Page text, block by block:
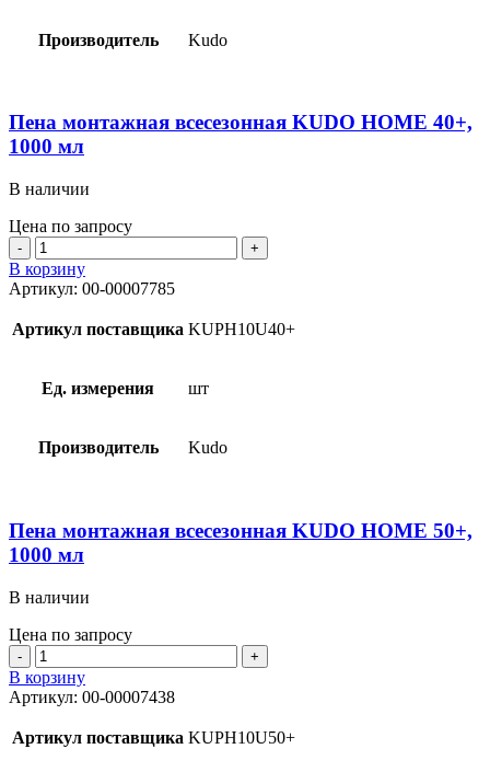
Производитель
Kudo
Пена монтажная всесезонная KUDO HOME 40+,
1000 мл
В наличии
Цена по запросу
Количество
товара
Пена
монтажная
всесезонная
KUDO
40+,
1000
В корзину
Артикул: 00-00007785
Артикул поставщика KUPH10U40+
Ед. измерения шт
Производитель Kudo
Пена монтажная всесезонная KUDO HOME 50+,
1000 мл
В наличии
Цена по запросу
Количество
товара
Пена
монтажная
всесезонная
KUDO
В корзину
Артикул: 00-00007438
Артикул поставщика KUPH10U50+